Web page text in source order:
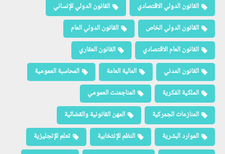
القانون الدولي الاقتصادي
القانون الدولي الإنساني
القانون الدولي الخاص
القانون الدولي العام
القانون العام الاقتصادي
القانون العقاري
القانون المدني
المالية العامة
المحاسبة العمومية
الملكية الفكرية
المناجمنت العمومي
المنازعات الجمركية
المهن القانونية والقضائية
الموارد البشرية
النظم الإنتخابية
تعلم الإنجليزية